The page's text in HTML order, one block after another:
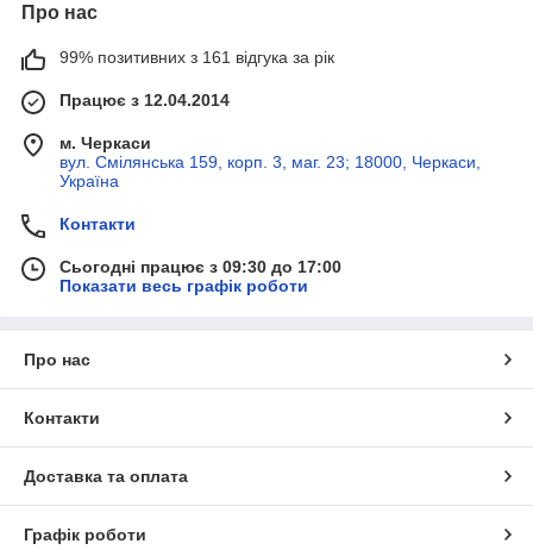
Про нас
99% позитивних з 161 відгука за рік
Працює з 12.04.2014
м. Черкаси
вул. Смілянська 159, корп. 3, маг. 23; 18000, Черкаси,
Україна
Контакти
Сьогодні працює з 09:30 до 17:00
Показати весь графік роботи
Про нас
Контакти
Доставка та оплата
Графік роботи